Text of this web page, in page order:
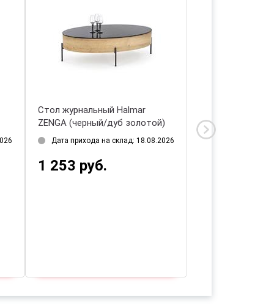
Стол журнальный Halmar
ZENGA (черный/дуб золотой)
Дата прихода на склад: 18.08.2026
1 253 руб.
CIRILLA